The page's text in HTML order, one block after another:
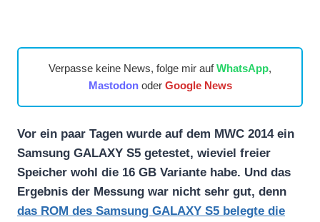
Verpasse keine News, folge mir aufWhatsApp,
Mastodonoder Google News
Vor ein paar Tagen wurde auf dem MWC 2014 ein
Samsung GALAXY S5 getestet, wieviel freier
Speicher wohl die 16 GB Variante habe. Und das
Ergebnis der Messung war nicht sehr gut, denn
das ROM des Samsung GALAXY S5 belegte die